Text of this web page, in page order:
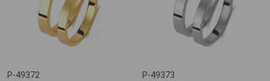
P-49372 P-49373